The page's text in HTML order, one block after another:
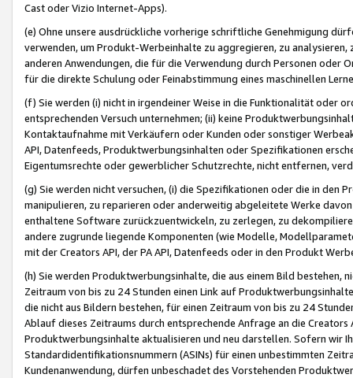
Cast oder Vizio Internet-Apps).
(e) Ohne unsere ausdrückliche vorherige schriftliche Genehmigung
verwenden, um Produkt-Werbeinhalte zu aggregieren, zu
anderen Anwendungen, die für die Verwendung durch Personen
für die direkte Schulung oder Feinabstimmung eines maschinellen
(f) Sie werden (i) nicht in irgendeiner Weise in die Funktionalität oder
entsprechenden Versuch unternehmen; (ii) keine
Kontaktaufnahme mit Verkäufern oder Kunden oder sonstiger
API, Datenfeeds, Produktwerbungsinhalten oder Spezifikationen
Eigentumsrechte oder gewerblicher Schutzrechte, nicht entfernen,
(g) Sie werden nicht versuchen, (i) die Spezifikationen oder die in
manipulieren, zu reparieren oder anderweitig abgeleitete Werke
enthaltene Software zurückzuentwickeln, zu zerlegen, zu
andere zugrunde liegende Komponenten (wie Modelle,
mit der Creators API, der PA API, Datenfeeds oder in den Produkt
(h) Sie werden Produktwerbungsinhalte, die aus einem Bild bestehen,
Zeitraum von bis zu 24 Stunden einen Link auf
die nicht aus Bildern bestehen, für einen Zeitraum von bis zu 24
Ablauf dieses Zeitraums durch entsprechende Anfrage an die
Produktwerbungsinhalte aktualisieren und neu darstellen. Sofern wir
Standardidentifikationsnummern (ASINs) für einen unbestimmten
Kundenanwendung, dürfen unbeschadet des Vorstehenden